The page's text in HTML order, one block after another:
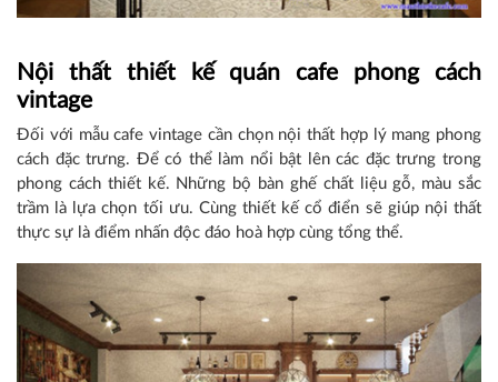
Nội thất thiết kế quán cafe phong cách
vintage
Đối với mẫu cafe vintage cần chọn nội thất hợp lý mang phong
cách đặc trưng. Để có thể làm nổi bật lên các đặc trưng trong
phong cách thiết kế. Những bộ bàn ghế chất liệu gỗ, màu sắc
trầm là lựa chọn tối ưu. Cùng thiết kế cổ điển sẽ giúp nội thất
thực sự là điểm nhấn độc đáo hoà hợp cùng tổng thể.